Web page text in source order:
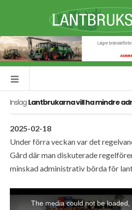
Inslag Lantbrukarna vill ha mindre
2025-02-18
Under förra veckan var det
Gård där man diskuterade
minskad administrativ börda för